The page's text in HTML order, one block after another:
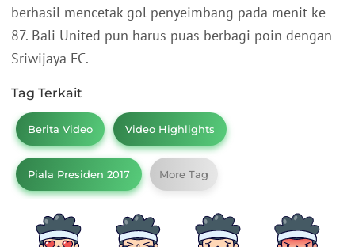
berhasil mencetak gol penyeimbang pada menit ke-
87. Bali United pun harus puas berbagi poin dengan
Sriwijaya FC.
Tag Terkait
Berita Video Video Highlights
Piala Presiden 2017 More Tag